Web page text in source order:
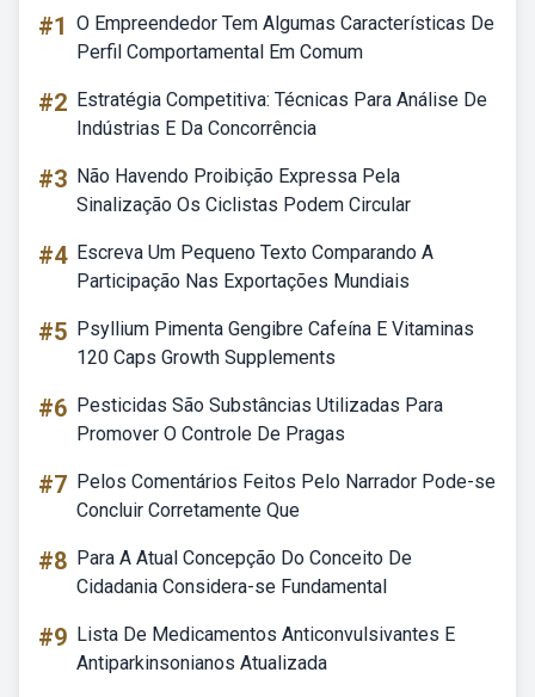
#1 O Empreendedor Tem Algumas Características De
Perfil Comportamental Em Comum
#2 Estratégia Competitiva: Técnicas Para Análise De
Indústrias E Da Concorrência
#3 Não Havendo Proibição Expressa Pela
Sinalização Os Ciclistas Podem Circular
#4 Escreva Um Pequeno Texto Comparando A
Participação Nas Exportações Mundiais
#5 Psyllium Pimenta Gengibre Cafeína E Vitaminas
120 Caps Growth Supplements
#6 Pesticidas São Substâncias Utilizadas Para
Promover O Controle De Pragas
#7 Pelos Comentários Feitos Pelo Narrador Pode-se
Concluir Corretamente Que
#8 Para A Atual Concepção Do Conceito De
Cidadania Considera-se Fundamental
#9 Lista De Medicamentos Anticonvulsivantes E
Antiparkinsonianos Atualizada